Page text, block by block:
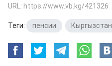
URL: https://www.vb.kg/421326
Теги: пенсии Кыргызстан